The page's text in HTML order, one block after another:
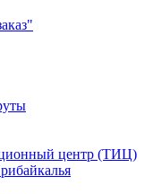
центр (ТИЦ)